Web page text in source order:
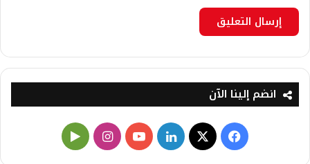
انضم إلينا الآن
فيسبوك
X لينكدإنيوتيوبانستقرام‏Google